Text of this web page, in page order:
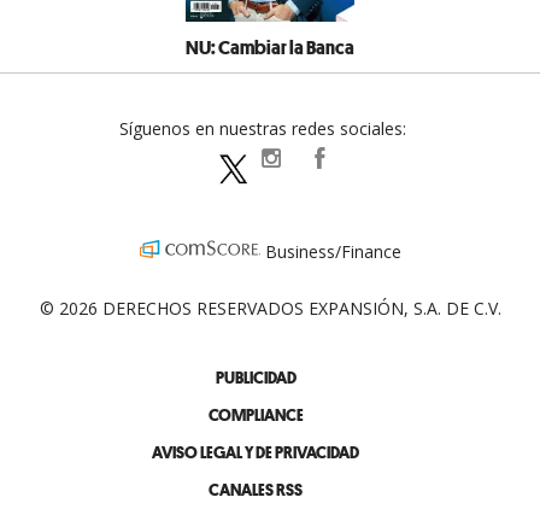
NU: Cambiar la Banca
PUBLICIDAD
COMPLIANCE
AVISO LEGAL Y DE PRIVACIDAD
CANALES RSS
Síguenos en nuestras redes sociales:
expansionpolitica
Business/Finance
© 2026 DERECHOS RESERVADOS EXPANSIÓN, S.A. DE C.V.